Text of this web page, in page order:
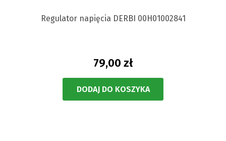
Regulator napięcia DERBI 00H01002841
79,00 zł
DODAJ DO KOSZYKA